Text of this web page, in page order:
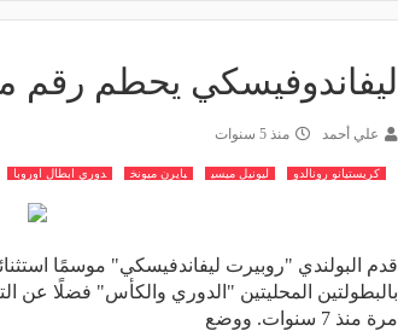
ليفاندوفيسكي يحطم رقم
علي أحمد منذ 5 سنوات
كريستيانو رونالدو ليونيل ميسي بايرن ميونخ دوري ابطال اوروبا
قدم البولندي "روبيرت ليفاندفيسكي" موسمًا
بالبطولتين المحليتين "الدوري والكأس" فضلًا عن
مرة منذ 7 سنوات. ووضع